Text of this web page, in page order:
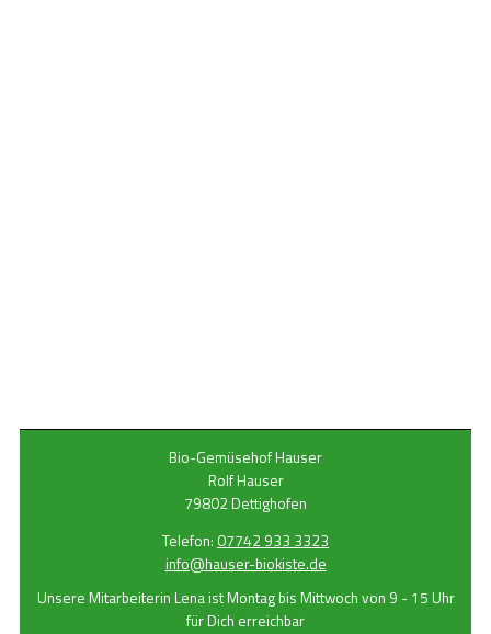
Bio-Gemüsehof Hauser
Rolf Hauser
79802 Dettighofen
Telefon: 07742 933 3323
info@hauser-biokiste.de
Unsere Mitarbeiterin Lena ist Montag bis Mittwoch von 9 - 15 Uhr
für Dich erreichbar